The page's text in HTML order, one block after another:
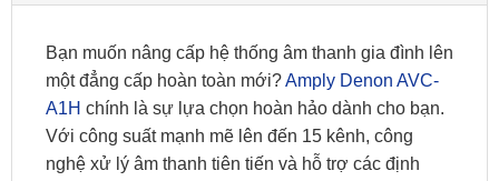
Bạn muốn nâng cấp hệ thống âm thanh gia đình lên
một đẳng cấp hoàn toàn mới?Amply Denon AVC-
A1H chính là sự lựa chọn hoàn hảo dành cho bạn.
Với công suất mạnh mẽ lên đến 15 kênh, công
nghệ xử lý âm thanh tiên tiến và hỗ trợ các định